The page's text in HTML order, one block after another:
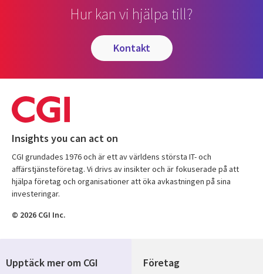
Hur kan vi hjälpa till?
kontakt
Insights you can act on
CGI grundades 1976 och är ett av världens största IT- och
affärstjänsteföretag. Vi drivs av insikter och är fokuserade på att
hjälpa företag och organisationer att öka avkastningen på sina
investeringar.
© 2026 CGI Inc.
Företag
Upptäck mer om CGI